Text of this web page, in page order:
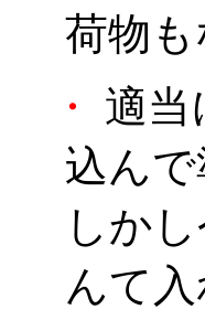
荷物
・
適当
込んで
しか
んて